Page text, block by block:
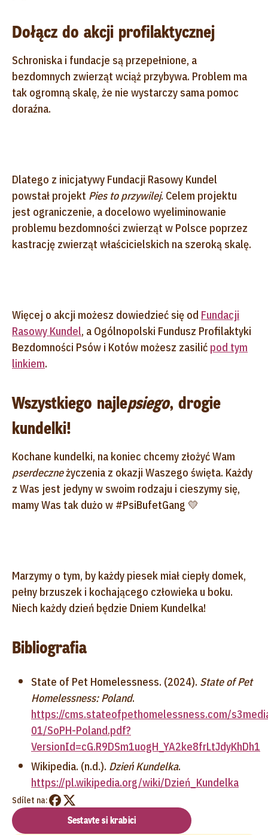
Dołącz do akcji profilaktycznej
Schroniska i fundacje są przepełnione, a
bezdomnych zwierząt wciąż przybywa. Problem ma
tak ogromną skalę, że nie wystarczy sama pomoc
doraźna.
Dlatego z inicjatywy Fundacji Rasowy Kundel
powstał projekt Pies to przywilej. Celem projektu
jest ograniczenie, a docelowo wyeliminowanie
problemu bezdomności zwierząt w Polsce poprzez
kastrację zwierząt właścicielskich na szeroką skalę.
Więcej o akcji możesz dowiedzieć się od Fundacji
Rasowy Kundel, a Ogólnopolski Fundusz Profilaktyki
Bezdomności Psów i Kotów możesz zasilić pod tym
linkiem.
Wszystkiego najlepsiego, drogie
kundelki!
Kochane kundelki, na koniec chcemy złożyć Wam
pserdeczneżyczenia z okazji Waszego święta. Każdy
z Was jest jedyny w swoim rodzaju i cieszymy się,
mamy Was tak dużo w #PsiBufetGang 💛
Marzymy o tym, by każdy piesek miał ciepły domek,
pełny brzuszek i kochającego człowieka u boku.
Niech każdy dzień będzie Dniem Kundelka!
Bibliografia
State of Pet Homelessness. (2024). State of Pet
Homelessness: Poland.
https://cms.stateofpethomelessness.com/
01/SoPH-Poland.pdf?
VersionId=cG.R9DSm1uogH_YA2ke8frLtJdyKhDh1
Wikipedia. (n.d.). Dzień Kundelka.
https://pl.wikipedia.org/wiki/Dzień_Kundelka
Sdílet na:
Sestavte si krabici